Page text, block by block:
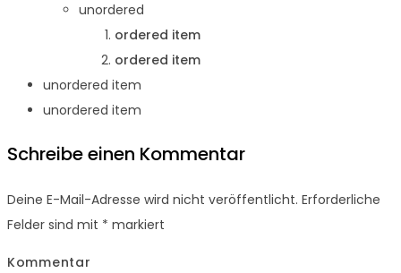
unordered
ordered item
ordered item
unordered item
unordered item
Schreibe einen Kommentar
Deine E-Mail-Adresse wird nicht veröffentlicht. Erforderliche
Felder sind mit * markiert
Kommentar